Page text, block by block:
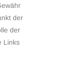
der
der
Links